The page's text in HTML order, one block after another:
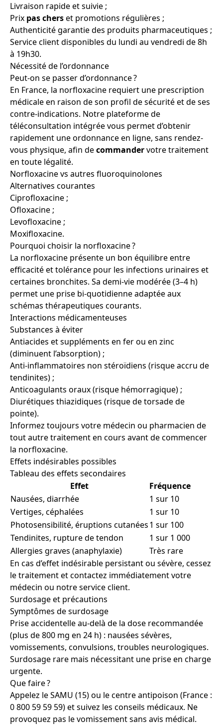
Livraison rapide et suivie ;
Prix pas cherset promotions régulières ;
Authenticité garantie des produits pharmaceutiques ;
Service client disponibles du lundi au vendredi de 8h
à 19h30.
Nécessité de l’ordonnance
Peut-on se passer d’ordonnance ?
En France, la norfloxacine requiert une prescription
médicale en raison de son profil de sécurité et de ses
contre-indications. Notre plateforme de
téléconsultation intégrée vous permet d’obtenir
rapidement une ordonnance en ligne, sans rendez-
vous physique, afin decommandervotre traitement
en toute légalité.
Norfloxacine vs autres fluoroquinolones
Alternatives courantes
Ciprofloxacine ;
Ofloxacine ;
Levofloxacine ;
Moxifloxacine.
Pourquoi choisir la norfloxacine ?
La norfloxacine présente un bon équilibre entre
efficacité et tolérance pour les infections urinaires et
certaines bronchites. Sa demi-vie modérée (3–4 h)
permet une prise bi-quotidienne adaptée aux
schémas thérapeutiques courants.
Interactions médicamenteuses
Substances à éviter
Antiacides et suppléments en fer ou en zinc
(diminuent l’absorption) ;
Anti-inflammatoires non stéroïdiens (risque accru de
tendinites) ;
Anticoagulants oraux (risque hémorragique) ;
Diurétiques thiazidiques (risque de torsade de
pointe).
Informez toujours votre médecin ou pharmacien de
tout autre traitement en cours avant de commencer
la norfloxacine.
Effets indésirables possibles
Tableau des effets secondaires
Effet
Fréquence
Nausées, diarrhée
1 sur 10
Vertiges, céphalées
1 sur 10
Photosensibilité, éruptions cutanées1 sur 100
Tendinites, rupture de tendon
1 sur 1 000
Allergies graves (anaphylaxie)
Très rare
En cas d’effet indésirable persistant ou sévère, cessez
le traitement et contactez immédiatement votre
médecin ou notre service client.
Surdosage et précautions
Symptômes de surdosage
Prise accidentelle au-delà de la dose recommandée
(plus de 800 mg en 24 h) : nausées sévères,
vomissements, convulsions, troubles neurologiques.
Surdosage rare mais nécessitant une prise en charge
urgente.
Que faire ?
Appelez le SAMU (15) ou le centre antipoison (France :
0 800 59 59 59) et suivez les conseils médicaux. Ne
provoquez pas le vomissement sans avis médical.